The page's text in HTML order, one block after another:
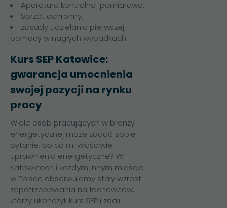
Aparatura kontrolno-pomiarowa.
Sprzęt ochronny.
Zasady udzielania pierwszej
pomocy w nagłych wypadkach.
Kurs SEP Katowice:
gwarancja umocnienia
swojej pozycji na rynku
pracy
Wiele osób pracujących w branży
energetycznej może zadać sobie
pytanie: po co mi właściwie
uprawnienia energetyczne? W
Katowicach i każdym innym mieście
w Polsce obserwujemy stały wzrost
zapotrzebowania na fachowców,
którzy ukończyli kurs SEP i zdali